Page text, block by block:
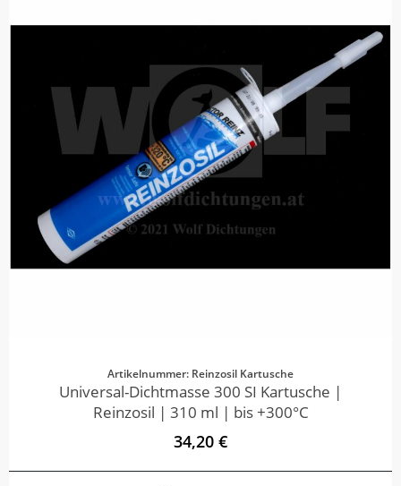
Artikelnummer: Reinzosil Kartusche
Universal-Dichtmasse 300 SI Kartusche |
Reinzosil | 310 ml | bis +300°C
34,20 €